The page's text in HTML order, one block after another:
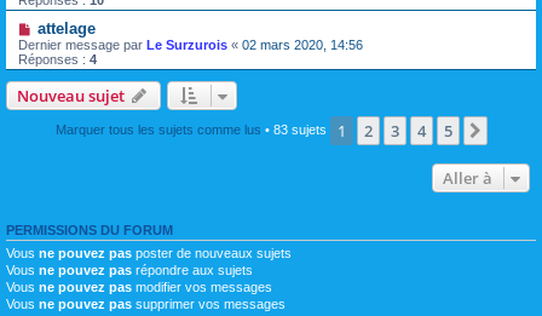
attelage
Dernier message par Le Surzurois « 02 mars 2020, 14:56
Réponses : 4
Nouveau sujet
Marquer tous les sujets comme lus • 83 sujets 1 2 3 4 5
Aller à
PERMISSIONS DU FORUM
Vous ne pouvez pas poster de nouveaux sujets
Vous ne pouvez pas répondre aux sujets
Vous ne pouvez pas modifier vos messages
Vous ne pouvez pas supprimer vos messages